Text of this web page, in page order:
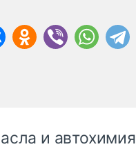
и автохимия